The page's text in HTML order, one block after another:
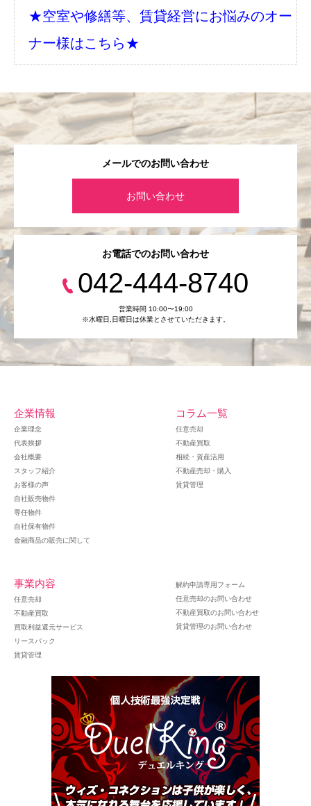
★空室や修繕等、賃貸経営にお悩みのオー
ナー様はこちら★
メールでのお問い合わせ
お問い合わせ
お電話でのお問い合わせ
042-444-8740
営業時間 10:00〜19:00
※水曜日,⽇曜日は休業とさせていただきます。
企業情報
企業理念
代表挨拶
会社概要
スタッフ紹介
お客様の声
自社販売物件
専任物件
自社保有物件
金融商品の販売に関して
コラム一覧
任意売却
不動産買取
相続・資産活用
不動産売却・購入
賃貸管理
事業内容
任意売却
不動産買取
買取利益還元サービス
リースバック
賃貸管理
解約申請専用フォーム
任意売却のお問い合わせ
不動産買取のお問い合わせ
賃貸管理のお問い合わせ